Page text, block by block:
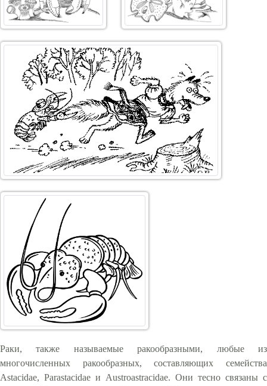
Раки, также называемые ракообразными, любые из
многочисленных ракообразных, составляющих семейства
Astacidae, Parastacidae и Austroastracidae. Они тесно связаны с